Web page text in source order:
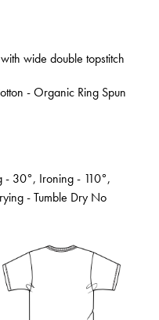
wide double topstitch
- Organic Ring Spun
- 30°, Ironing - 110°,
- Tumble Dry No